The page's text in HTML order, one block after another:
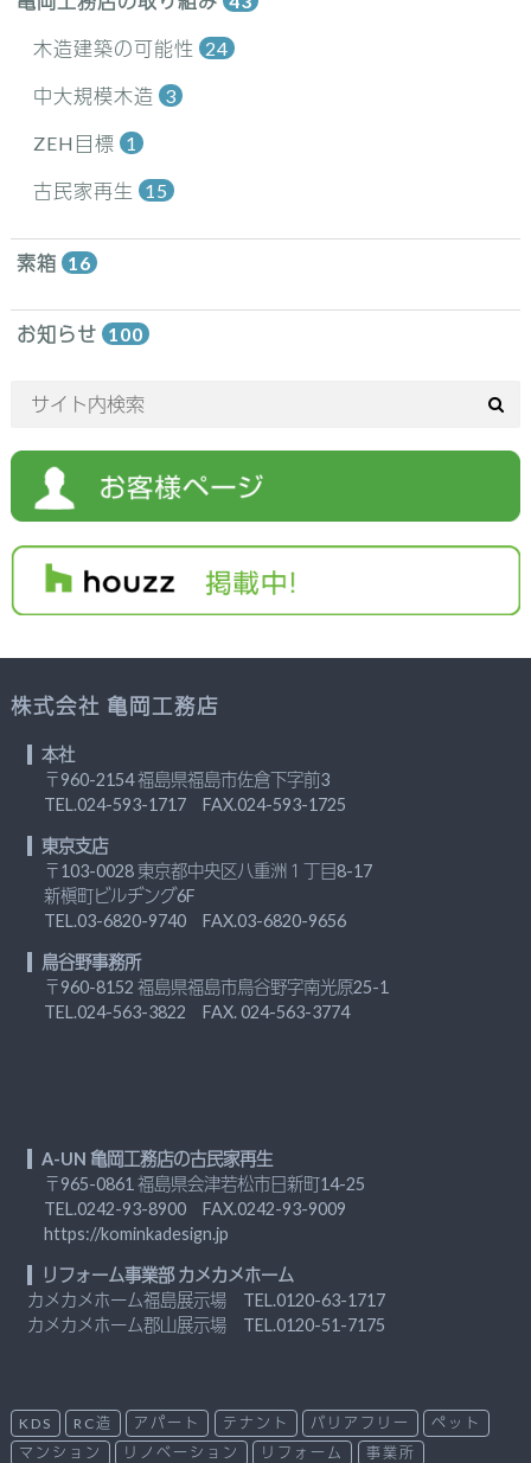
木造建築の可能性 24
中大規模木造 3
ZEH目標 1
古民家再生 15
素箱 16
お知らせ 100
株式会社 亀岡工務店
本社
〒960-2154 福島県福島市佐倉下字前3
TEL.024-593-1717 FAX.024-593-1725
東京支店
〒103-0028 東京都中央区八重洲１丁目8-17
新槇町ビルヂング6F
TEL.03-6820-9740 FAX.03-6820-9656
鳥谷野事務所
〒960-8152 福島県福島市鳥谷野字南光原25-1
TEL.024-563-3822 FAX. 024-563-3774
A-UN 亀岡工務店の古民家再生
〒965-0861 福島県会津若松市日新町14-25
TEL.0242-93-8900 FAX.0242-93-9009
https://kominkadesign.jp
リフォーム事業部 カメカメホーム
カメカメホーム福島展示場 TEL.0120-63-1717
カメカメホーム郡山展示場 TEL.0120-51-7175
KDS RC造 アパート テナント バリアフリー
ペット
マンション
リノベーション リフォーム 事業所